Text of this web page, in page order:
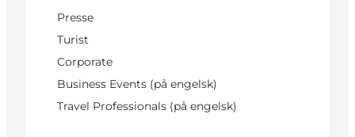
Presse
Turist
Corporate
Business Events (på engelsk)
Travel Professionals (på engelsk)